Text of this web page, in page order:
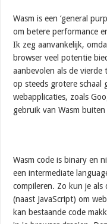
Wasm is een ‘general
om betere performance
Ik zeg aanvankelijk,
browser veel potentie
aanbevolen als de
op steeds grotere schaal
webapplicaties, zoals
gebruik van Wasm
Wasm code is binary en
een intermediate
compileren. Zo kun je
(naast JavaScript) om
kan bestaande code